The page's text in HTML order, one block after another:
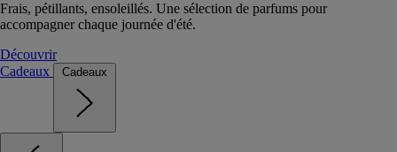
Frais, pétillants, ensoleillés. Une sélection de parfums pour
accompagner chaque journée d'été.
Découvrir
Cadeaux
Cadeaux